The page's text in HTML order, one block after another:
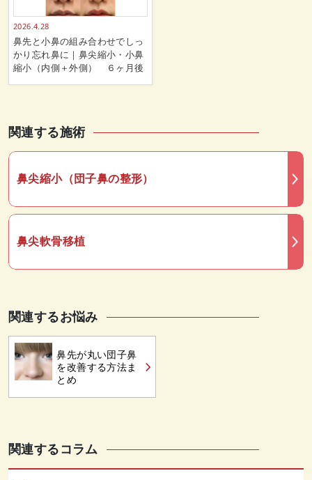
2026.4.28
鼻先と小鼻の組み合わせでしっ
かり忘れ鼻に｜鼻尖縮小・小鼻
縮小（内側＋外側） ６ヶ月後
関連する施術
鼻尖縮小（団子鼻の整形）
鼻尖軟骨移植
関連するお悩み
鼻先が丸い団子鼻
を改善する方法ま
とめ
関連するコラム